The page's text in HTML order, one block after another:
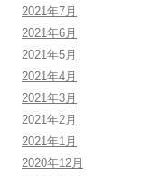
2021年7月
2021年6月
2021年5月
2021年4月
2021年3月
2021年2月
2021年1月
2020年12月